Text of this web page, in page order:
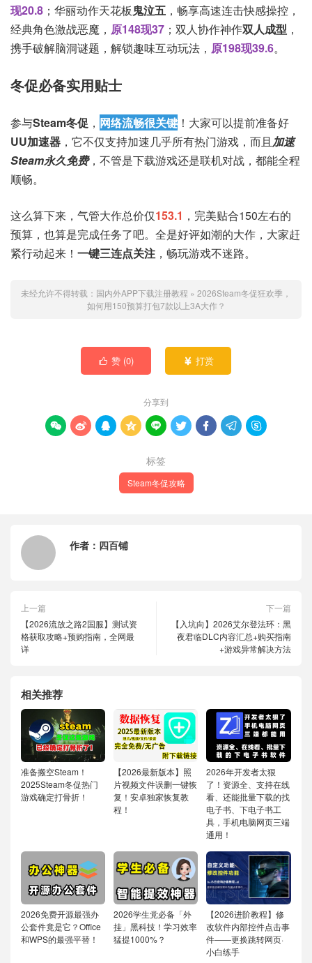
现20.8 ；华丽动作天花板鬼泣五 ，畅享高速连击快感操控，
经典角色激战恶魔， 原148现37 ；双人协作神作双人成型 ，
携手破解脑洞谜题，解锁趣味互动玩法， 原198现39.6。
冬促必备实用贴士
参与Steam冬促 ， 网络流畅很关键 ！大家可以提前准备好
UU加速器 ，它不仅支持加速几乎所有热门游戏，而且加速
Steam永久免费，不管是下载游戏还是联机对战，都能全程
顺畅。
这么算下来，气管大作总价仅153.1 ，完美贴合150左右的
预算，也算是完成任务了吧。全是好评如潮的大作，大家赶
紧行动起来！ 一键三连点关注 ，畅玩游戏不迷路。
未经允许不得转载： 国内外APP下载注册教程 » 2026Steam冬促狂欢季，
如何用150预算打包7款以上3A大作？
 赞 (0)  打赏
分享到
        
标签
Steam冬促攻略
作者： 四百铺
上一篇
【2026流放之路2国服】测试资
格获取攻略+预购指南，全网最
详
下一篇
【入坑向】2026艾尔登法环：黑
夜君临DLC内容汇总+购买指南
+游戏异常解决方法
相关推荐
准备搬空Steam！
2025Steam冬促热门
游戏确定打骨折！
【2026最新版本】照
片视频文件误删一键恢
复！安卓独家恢复教
程！
2026年开发者太狠
了！资源全、支持在线
看、还能批量下载的找
电子书、下电子书工
具，手机电脑网页三端
通用！
2026免费开源最强办
公套件竟是它？Office
和WPS的最强平替！
2026学生党必备「外
挂」黑科技！学习效率
猛提1000%？
【2026进阶教程】修
改软件内部控件点击事
件——更换跳转网页·
小白练手